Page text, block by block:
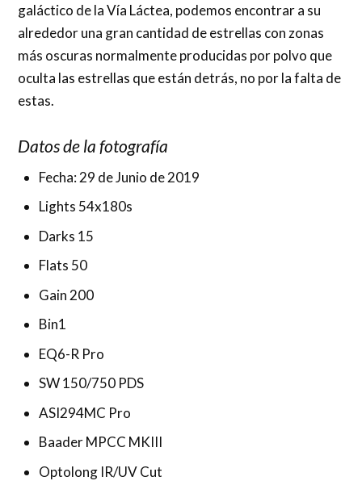
galáctico de la Vía Láctea, podemos encontrar a su
alrededor una gran cantidad de estrellas con zonas
más oscuras normalmente producidas por polvo que
oculta las estrellas que están detrás, no por la falta de
estas.
Datos de la fotografía
Fecha: 29 de Junio de 2019
Lights 54x180s
Darks 15
Flats 50
Gain 200
Bin1
EQ6-R Pro
SW 150/750 PDS
ASI294MC Pro
Baader MPCC MKIII
Optolong IR/UV Cut